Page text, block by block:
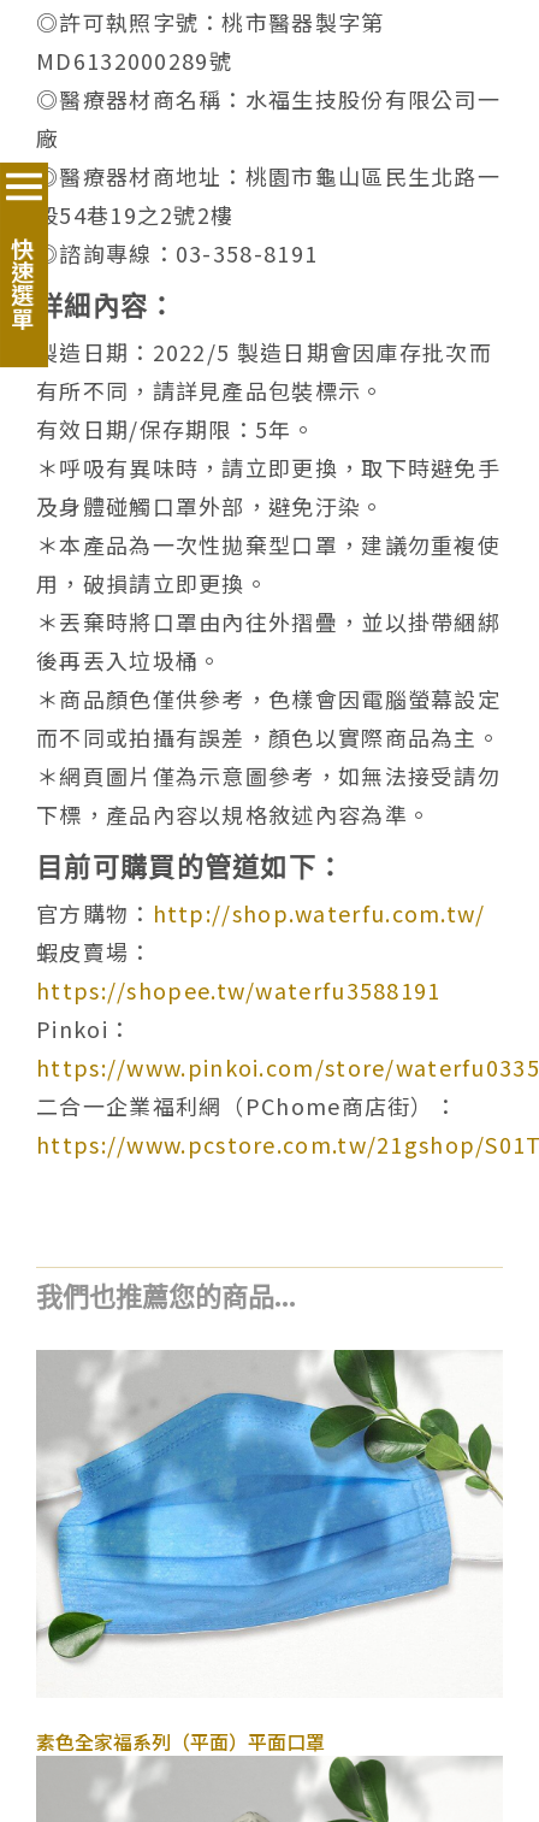
◎許可執照字號：桃市醫器製字第
MD6132000289號
◎醫療器材商名稱：水福生技股份有限公司一
廠
◎醫療器材商地址：桃園市龜山區民生北路一
段54巷19之2號2樓
◎諮詢專線：03-358-8191
詳細內容：
製造日期：2022/5 製造日期會因庫存批次而
有所不同，請詳見產品包裝標示。
有效日期/保存期限：5年。
＊呼吸有異味時，請立即更換，取下時避免手
及身體碰觸口罩外部，避免汙染。
＊本產品為一次性拋棄型口罩，建議勿重複使
用，破損請立即更換。
＊丟棄時將口罩由內往外摺疊，並以掛帶綑綁
後再丟入垃圾桶。
＊商品顏色僅供參考，色樣會因電腦螢幕設定
而不同或拍攝有誤差，顏色以實際商品為主。
＊網頁圖片僅為示意圖參考，如無法接受請勿
下標，產品內容以規格敘述內容為準。
目前可購買的管道如下：
官方購物： http://shop.waterfu.com.tw/
蝦皮賣場：
https://shopee.tw/waterfu3588191
Pinkoi：
https://www.pinkoi.com/store/
二合一企業福利網（PChome商店街）：
https://www.pcstore.com.tw/21gshop/
我們也推薦您的商品...
素色全家福系列（平面） 平面口罩
快速選單